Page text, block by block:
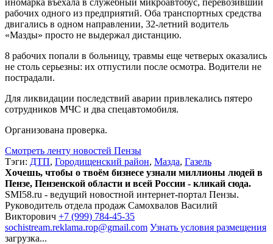
рабочих одного из предприятий. Оба транспортных средства
двигались в одном направлении, 32-летний водитель
«Мазды» просто не выдержал дистанцию.
8 рабочих попали в больницу, травмы еще четверых оказались
не столь серьезны: их отпустили после осмотра. Водители не
пострадали.
Для ликвидации последствий аварии привлекались пятеро
сотрудников МЧС и два спецавтомобиля.
Организована проверка.
Смотреть ленту новостей Пензы
Тэги: ДТП, Городищенский район, Мазда, Газель
Хочешь, чтобы о твоём бизнесе узнали миллионы людей в
Пензе, Пензенской области и всей России - кликай сюда.
SMI58.ru - ведущий новостной интернет-портал Пензы.
Руководитель отдела продаж Самохвалов Василий
Викторович +7 (999) 784-45-35
sochistream.reklama.rop@gmail.com Узнать условия размещения
загрузка...